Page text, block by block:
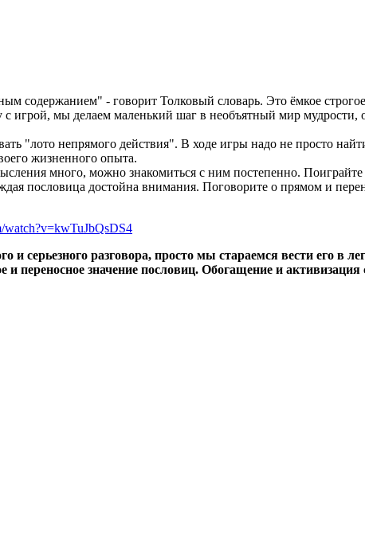
содержанием" - говорит Толковый словарь. Это ёмкое
мы делаем маленький шаг в необъятный мир мудрости,
"лото непрямого действия". В ходе игры надо не просто
жизненного опыта.
много, можно знакомиться с ним постепенно.
пословица достойна внимания. Поговорите о прямом и
и серьезного разговора, просто мы стараемся вести его в
переносное значение пословиц. Обогащение и